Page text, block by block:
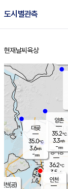
도시별관측
홈
현재날씨 육상
경서동
36.2℃
3.5 m/s
-mm
대곶
35.0℃
3.6m/s
-mm
양촌
35.2℃
3.3m/s
-mm
인천(공)
인천